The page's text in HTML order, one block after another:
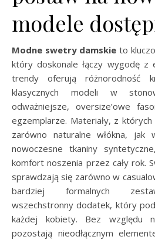
modele
Modne swetry damskie to
który doskonale łączy wygodę z
trendy oferują różnorodność
klasycznych modeli w
odważniejsze, oversize’owe
egzemplarze. Materiały, z
zarówno naturalne włókna, jak
nowoczesne tkaniny
komfort noszenia przez cały rok.
sprawdzają się zarówno w
bardziej formalnych
wszechstronny dodatek, który
każdej kobiety. Bez względu
pozostają nieodłącznym